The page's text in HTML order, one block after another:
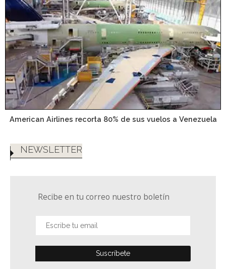
American Airlines recorta 80% de sus vuelos a Venezuela
NEWSLETTER
Recibe en tu correo nuestro boletín